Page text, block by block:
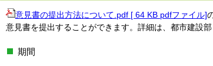
意見書の提出方法について.pdf [ 64 KB pdfファイル]
意見書を提出することができます。詳細は、都市建設
期間